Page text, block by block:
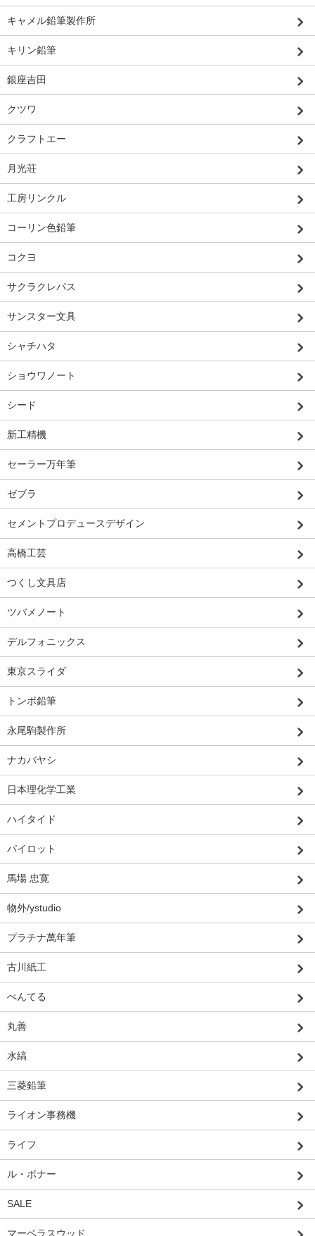
キャメル鉛筆製作所
キリン鉛筆
銀座吉田
クツワ
クラフトエー
月光荘
工房リンクル
コーリン色鉛筆
コクヨ
サクラクレパス
サンスター文具
シャチハタ
ショウワノート
シード
新工精機
セーラー万年筆
ゼブラ
セメントプロデュースデザイン
高橋工芸
つくし文具店
ツバメノート
デルフォニックス
東京スライダ
トンボ鉛筆
永尾駒製作所
ナカバヤシ
日本理化学工業
ハイタイド
パイロット
馬場 忠寛
物外/ystudio
プラチナ萬年筆
古川紙工
ぺんてる
丸善
水縞
三菱鉛筆
ライオン事務機
ライフ
ル・ボナー
SALE
マーベラスウッド